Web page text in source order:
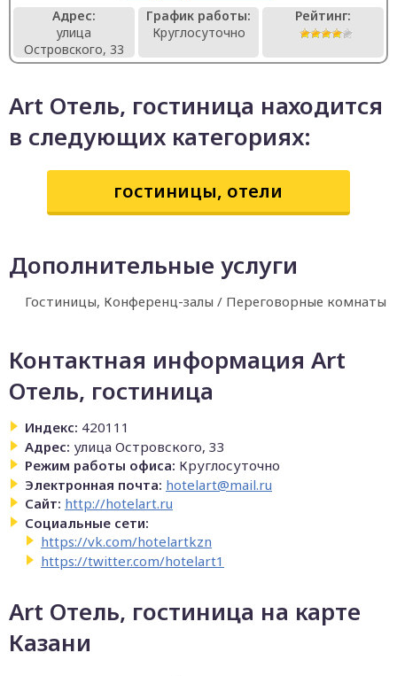
Адрес:
улица
Островского, 33
График работы:
Круглосуточно
Рейтинг:
Art Отель, гостиница находится
в следующих категориях:
гостиницы, отели
Дополнительные услуги
Гостиницы, Конференц-залы / Переговорные комнаты
Контактная информация Art
Отель, гостиница
Индекс: 420111
Адрес: улица Островского, 33
Режим работы офиса: Круглосуточно
Электронная почта: hotelart@mail.ru
Сайт: http://hotelart.ru
Социальные сети:
https://vk.com/hotelartkzn
https://twitter.com/hotelart1
Art Отель, гостиница на карте
Казани